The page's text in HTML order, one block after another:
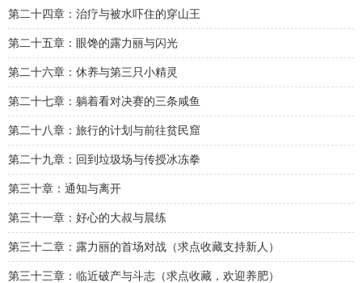
第二十四章：治疗与被水吓住的穿山王
第二十五章：眼馋的露力丽与闪光
第二十六章：休养与第三只小精灵
第二十七章：躺着看对决赛的三条咸鱼
第二十八章：旅行的计划与前往贫民窟
第二十九章：回到垃圾场与传授冰冻拳
第三十章：通知与离开
第三十一章：好心的大叔与晨练
第三十二章：露力丽的首场对战（求点收藏支持新人）
第三十三章：临近破产与斗志（求点收藏，欢迎养肥）